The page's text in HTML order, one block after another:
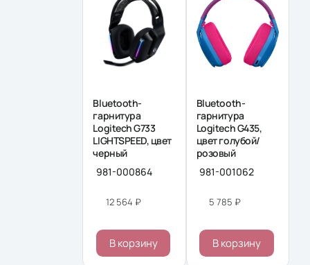
Bluetooth-
гарнитура
Logitech G733
LIGHTSPEED, цвет
черный
981-000864
12 564 ₽
В корзину
Bluetooth-
гарнитура
Logitech G435,
цвет голубой/
розовый
981-001062
5 785 ₽
В корзину